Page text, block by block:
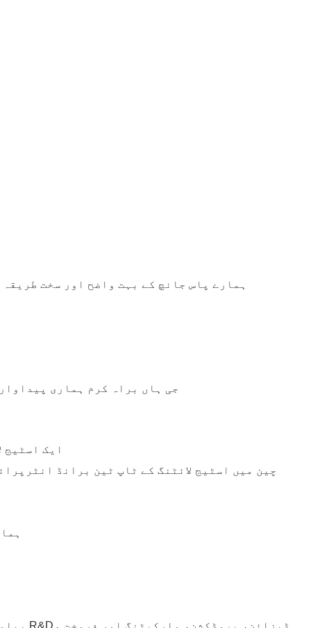
ہمارے پاس جانچ کے بہت واضح اور سخت
جی ہاں براہ کرم ہماری
1. ایک
4.